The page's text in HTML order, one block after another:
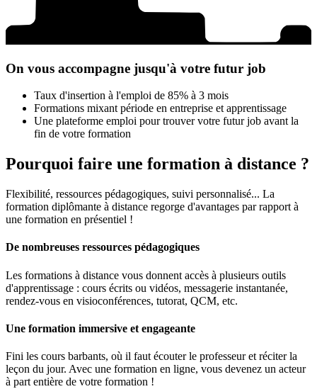
On vous accompagne jusqu'à votre futur job
Taux d'insertion à l'emploi de 85% à 3 mois
Formations mixant période en entreprise et apprentissage
Une plateforme emploi pour trouver votre futur job avant la
fin de votre formation
Pourquoi faire une formation à distance ?
Flexibilité, ressources pédagogiques, suivi personnalisé... La
formation diplômante à distance regorge d'avantages par rapport à
une formation en présentiel !
De nombreuses ressources pédagogiques
Les formations à distance vous donnent accès à plusieurs outils
d'apprentissage : cours écrits ou vidéos, messagerie instantanée,
rendez-vous en visioconférences, tutorat, QCM, etc.
Une formation immersive et engageante
Fini les cours barbants, où il faut écouter le professeur et réciter la
leçon du jour. Avec une formation en ligne, vous devenez un acteur
à part entière de votre formation !